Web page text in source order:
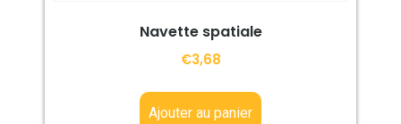
Navette spatiale
€3,68
Ajouter au panier